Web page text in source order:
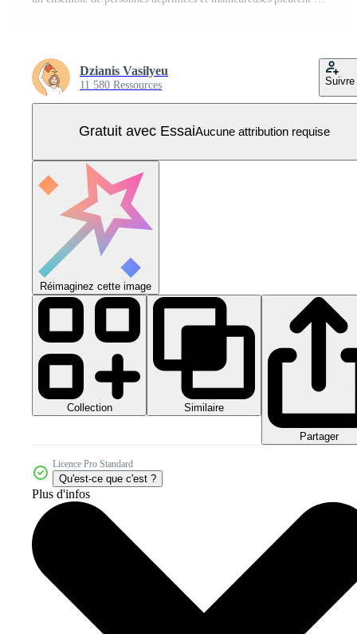
Dzianis Vasilyeu
11 580 Ressources Suivre
Gratuit avec EssaiAucune attribution requise
Réimaginez cette image
Collection Similaire
Partager
Licence Pro Standard
Qu'est-ce que c'est ?
Plus d'infos